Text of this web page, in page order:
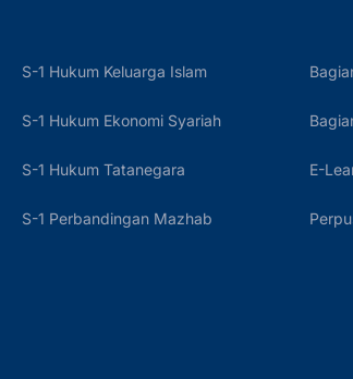
S-1 Hukum Keluarga Islam
S-1 Hukum Ekonomi Syariah
S-1 Hukum Tatanegara
S-1 Perbandingan Mazhab
E-